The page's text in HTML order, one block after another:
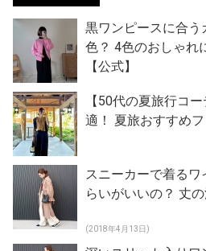
黒ワンピースに合
色？ 4色のおしゃれ
【公式】
【50代の夏旅行コ
適！ 夏旅おすすめフ
スニーカーで着るワ
らいがいいの？ 丈
(2018年4月13日)